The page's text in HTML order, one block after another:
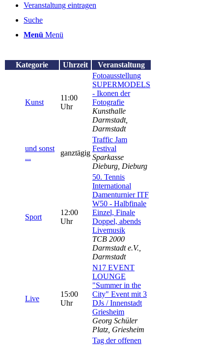
Veranstaltung eintragen
Suche
Menü Menü
Kategorie Uhrzeit Veranstaltung
Kunst
11:00
Uhr
Fotoausstellung
SUPERMODELS
- Ikonen der
Fotografie
Kunsthalle
Darmstadt,
Darmstadt
und sonst
...
ganztägig
Traffic Jam
Festival
Sparkasse
Dieburg, Dieburg
Sport
12:00
Uhr
50. Tennis
International
Damenturnier ITF
W50 - Halbfinale
Einzel, Finale
Doppel, abends
Livemusik
TCB 2000
Darmstadt e.V.,
Darmstadt
Live
15:00
Uhr
N17 EVENT
LOUNGE
"Summer in the
City" Event mit 3
DJs / Innenstadt
Griesheim
Georg Schüler
Platz, Griesheim
Tag der offenen